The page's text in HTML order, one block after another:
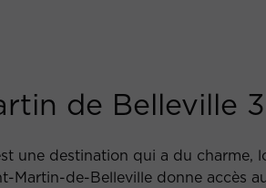
de Belleville
une destination qui a du
Martin-de-Belleville donne accès